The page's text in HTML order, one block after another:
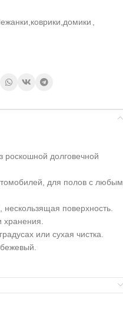
роскошной долговечной
для полов с любым
нескользящая поверхность.
хранения.
или сухая чистка.